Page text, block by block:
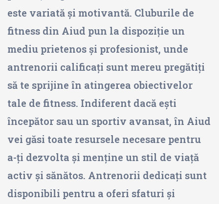
este variată și motivantă. Cluburile de
fitness din Aiud pun la dispoziție un
mediu prietenos și profesionist, unde
antrenorii calificați sunt mereu pregătiți
să te sprijine în atingerea obiectivelor
tale de fitness. Indiferent dacă ești
începător sau un sportiv avansat, în Aiud
vei găsi toate resursele necesare pentru
a-ți dezvolta și menține un stil de viață
activ și sănătos. Antrenorii dedicați sunt
disponibili pentru a oferi sfaturi și